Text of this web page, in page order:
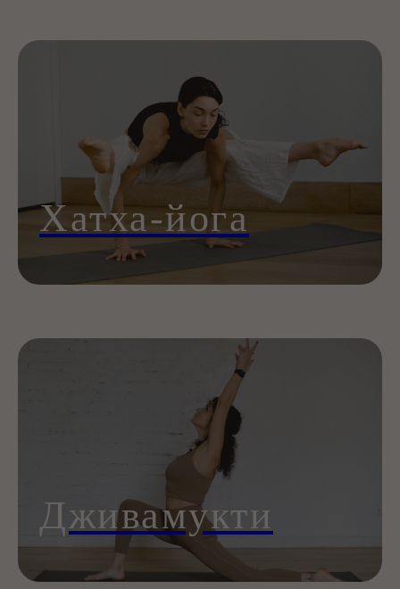
Хатха-йога
Дживамукти
Мероприятия в Санкт-
Петербурге